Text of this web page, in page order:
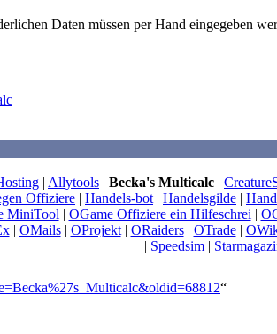
Daten müssen per Hand eingegeben
| Allytools | Becka's Multicalc |
Offiziere | Handels-bot | Handelsgilde |
MiniTool | OGame Offiziere ein Hilfeschrei |
| OMails| OProjekt| ORaiders| OTrade|
| Speedsim |
“